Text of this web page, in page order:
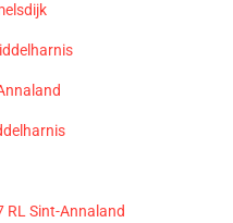
Sint-Annaland